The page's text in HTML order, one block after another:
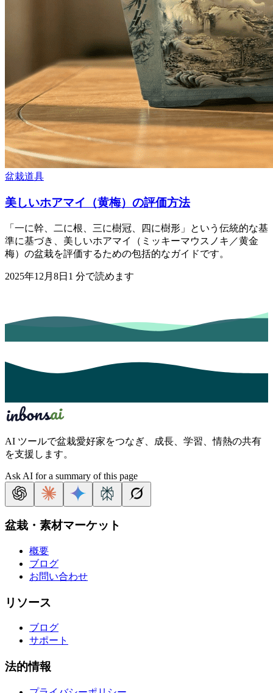
盆栽道具
美しいホアマイ（黄梅）の評価方法
「一に幹、二に根、三に樹冠、四に樹形」という伝統的な基
準に基づき、美しいホアマイ（ミッキーマウスノキ／黄金
梅）の盆栽を評価するための包括的なガイドです。
2025年12月8日 1 分で読めます
AI ツールで盆栽愛好家をつなぎ、成長、学習、情熱の共有
を支援します。
Ask AI for a summary of this page
盆栽・素材マーケット
概要
ブログ
お問い合わせ
リソース
ブログ
サポート
法的情報